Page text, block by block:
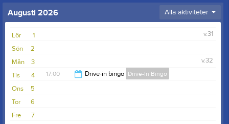
Augusti 2026 Alla aktiviteter
1
Lör
v.31
2
Sön
3
Mån
v.32
4
Tis 17:00 Drive-in bingo Drive-In Bingo
5
Ons
6
Tor
7
Fre